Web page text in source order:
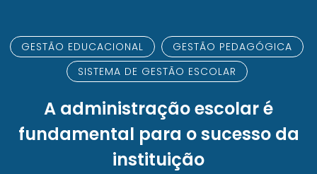
GESTÃO EDUCACIONAL
GESTÃO PEDAGÓGICA
SISTEMA DE GESTÃO ESCOLAR
A administração escolar é
fundamental para o sucesso da
instituição